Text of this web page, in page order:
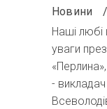
Новини
Наші
уваги
-